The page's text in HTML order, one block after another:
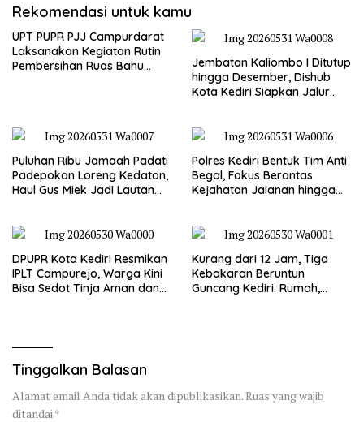
Rekomendasi untuk kamu
UPT PUPR PJJ Campurdarat
Laksanakan Kegiatan Rutin
Pembersihan Ruas Bahu
Jembatan Kaliombo I Ditutup
hingga Desember, Dishub
Kota Kediri Siapkan Jalur
Puluhan Ribu Jamaah Padati
Padepokan Loreng Kedaton,
Haul Gus Miek Jadi Lautan
Polres Kediri Bentuk Tim Anti
Begal, Fokus Berantas
Kejahatan Jalanan hingga
DPUPR Kota Kediri Resmikan
IPLT Campurejo, Warga Kini
Bisa Sedot Tinja Aman dan
Kurang dari 12 Jam, Tiga
Kebakaran Beruntun
Guncang Kediri: Rumah,
Tinggalkan Balasan
Alamat email Anda tidak akan dipublikasikan.Ruas yang wajib
ditandai *